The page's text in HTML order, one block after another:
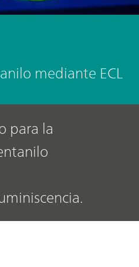
mediante ECL
para la